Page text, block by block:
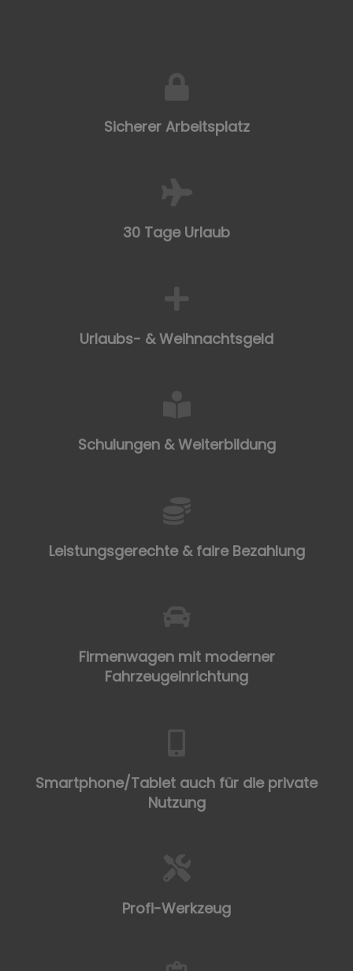
Sicherer Arbeitsplatz
30 Tage Urlaub
Urlaubs- & Weihnachtsgeld
Schulungen & Weiterbildung
Leistungsgerechte & faire Bezahlung
Firmenwagen mit moderner
Fahrzeugeinrichtung
Smartphone/Tablet auch für die private
Nutzung
Profi-Werkzeug